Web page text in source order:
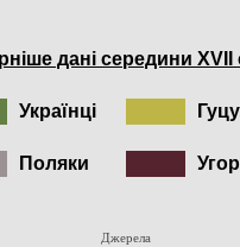
дані середини XVII
Українці
Поляки
Джерела